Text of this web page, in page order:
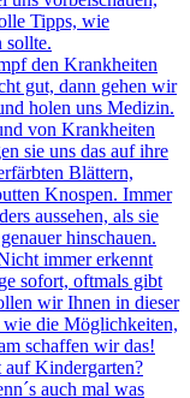
Tipps, wie
sollte.
den Krankheiten
gut, dann gehen wir
holen uns Medizin.
von Krankheiten
sie uns das auf ihre
Blättern,
Knospen. Immer
aussehen, als sie
hinschauen.
immer erkennt
sofort, oftmals gibt
wir Ihnen in dieser
wie die Möglichkeiten,
schaffen wir das!
auf Kindergarten?
auch mal was